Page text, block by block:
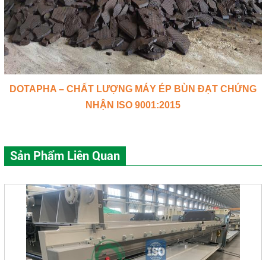
DOTAPHA – CHẤT LƯỢNG MÁY ÉP BÙN ĐẠT CHỨNG
NHẬN ISO 9001:2015
Sản Phẩm Liên Quan